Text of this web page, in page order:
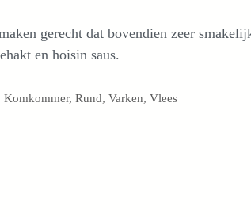
gerecht dat bovendien zeer
en hoisin saus.
Komkommer,Rund,Varken,Vlees